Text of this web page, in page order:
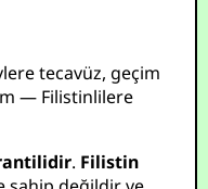
tecavüz, geçim
— Filistinlilere
. Filistin